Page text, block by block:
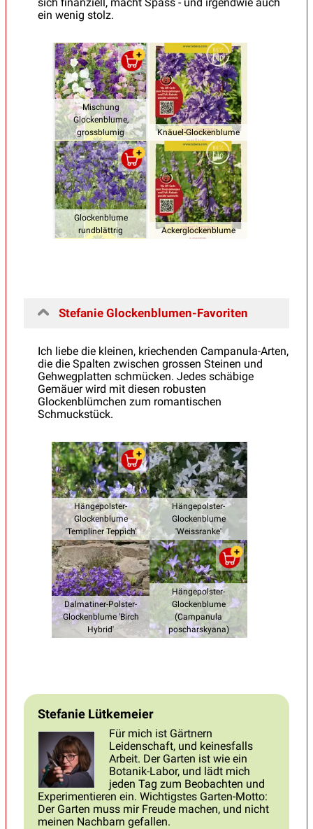
ein wenig stolz.
Mischung
Glockenblume,
grossblumig
Knäuel-Glockenblume
Glockenblume
rundblättrig
Ackerglockenblume
Stefanie Glockenblumen-Favoriten
Ich liebe die kleinen, kriechenden Campanula-Arten,
die die Spalten zwischen grossen Steinen und
Gehwegplatten schmücken. Jedes schäbige
Gemäuer wird mit diesen robusten
Glockenblümchen zum romantischen
Schmuckstück.
Hängepolster-
Glockenblume
'Templiner Teppich'
Hängepolster-
Glockenblume
'Weissranke'
Dalmatiner-Polster-
Glockenblume 'Birch
Hybrid'
Hängepolster-
Glockenblume
(Campanula
poscharskyana)
Stefanie Lütkemeier
Für mich ist Gärtnern
Leidenschaft, und keinesfalls
Arbeit. Der Garten ist wie ein
Botanik-Labor, und lädt mich
jeden Tag zum Beobachten und
Experimentieren ein. Wichtigstes Garten-Motto:
Der Garten muss mir Freude machen, und nicht
meinen Nachbarn gefallen.